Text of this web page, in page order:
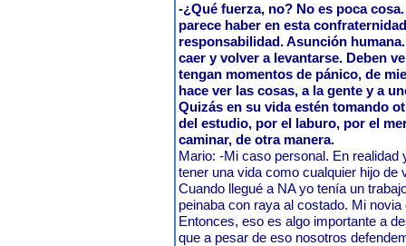
-¿Qué fuerza, no? No es poca
parece haber en esta
responsabilidad. Asunción
caer y volver a levantarse. Deben
tengan momentos de pánico, de
hace ver las cosas, a la gente y a
Quizás en su vida estén tomando
del estudio, por el laburo, por el
caminar, de otra manera.
Mario: -Mi caso personal. En realidad
tener una vida como cualquier hijo
Cuando llegué a NA yo tenía un
peinaba con raya al costado. Mi
Entonces, eso es algo importante a
que a pesar de eso nosotros